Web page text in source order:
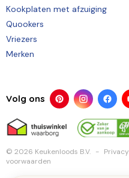
Kookplaten met afzuiging
Quookers
Vriezers
Merken
Volg ons
© 2026 Keukenloods B.V. Privacy
voorwaarden